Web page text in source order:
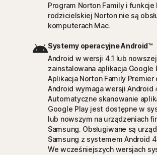
Program Norton Family i funkcje
rodzicielskiej Norton nie są
komputerach Mac.
Systemy operacyjne Android™
Android w wersji 4.1 lub
zainstalowana aplikacja Google
Aplikacja Norton Family Premier
Android wymaga wersji Android
Automatyczne skanowanie
Google Play jest dostępne w
lub nowszym na urządzeniach
Samsung. Obsługiwane są
Samsung z systemem Android
We wcześniejszych wersjach